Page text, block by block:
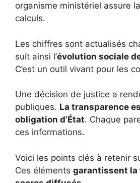
organisme ministériel assure
calculs.
Les chiffres sont actualisés
suit ainsi l’évolution sociale
C’est un outil vivant pour les
Une décision de justice a
publiques. La transparence
obligation d’État. Chaque
ces informations.
Voici les points clés à retenir
Ces éléments garantissent